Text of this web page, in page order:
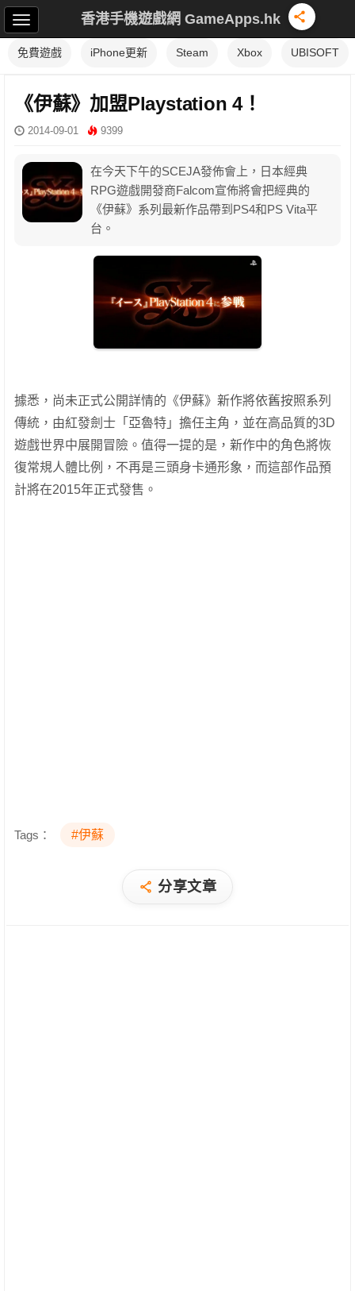
香港手機遊戲網 GameApps.hk
免費遊戲 iPhone更新 Steam Xbox UBISOFT
《伊蘇》加盟Playstation 4！
2014-09-01 9399
在今天下午的SCEJA發佈會上，日本經典
RPG遊戲開發商Falcom宣佈將會把經典的
《伊蘇》系列最新作品帶到PS4和PS Vita平
台。
據悉，尚未正式公開詳情的《伊蘇》新作將依舊按照系列
傳統，由紅發劍士「亞魯特」擔任主角，並在高品質的3D
遊戲世界中展開冒險。值得一提的是，新作中的角色將恢
復常規人體比例，不再是三頭身卡通形象，而這部作品預
計將在2015年正式發售。
Tags： #伊蘇
分享文章